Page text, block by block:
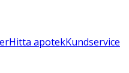
Hitta apotekKundservice